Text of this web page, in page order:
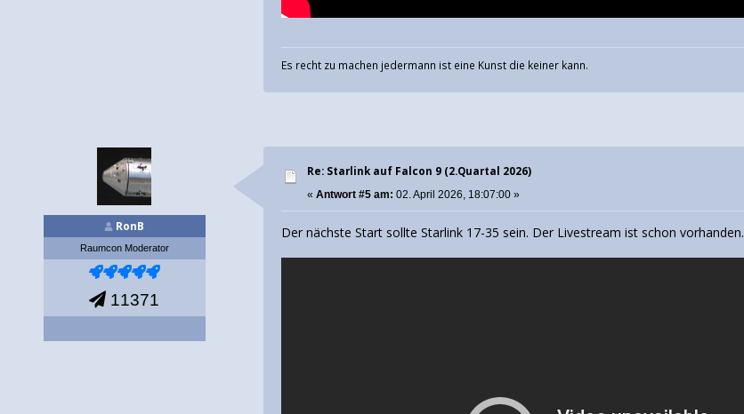
Es recht zu machen jedermann ist eine Kunst die keiner kann.
RonB
Raumcon Moderator
11371
Re: Starlink auf Falcon 9 (2.Quartal 2026)
«Antwort #5 am: 02. April 2026, 18:07:00 »
Der nächste Start sollte Starlink 17-35 sein. Der Livestream ist schon vorhanden.